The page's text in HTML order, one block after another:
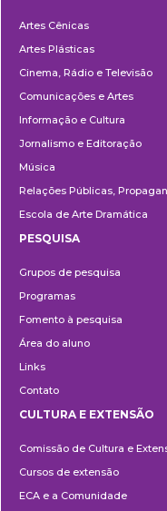
Artes Cênicas
Artes Plásticas
Cinema, Rádio e Televisão
Comunicações e Artes
Informação e Cultura
Jornalismo e Editoração
Música
Relações Públicas,
Escola de Arte Dramática
PESQUISA
Grupos de pesquisa
Programas
Fomento à pesquisa
Área do aluno
Links
Contato
e
Extensão
CULTURA E EXTENSÃO
Comissão de Cultura e
Cursos de extensão
ECA e a Comunidade